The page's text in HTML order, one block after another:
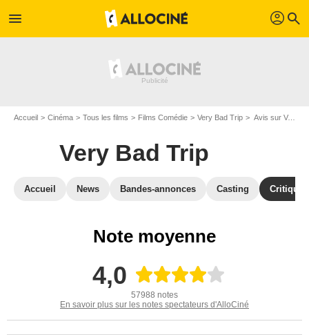
menu profil search
Accueil Cinéma Tous les films Films Comédie Very Bad Trip Avis sur Very Bad Trip
Very Bad Trip
Accueil News Bandes-annonces Casting
Note moyenne
4,0
57988 notes
En savoir plus sur les notes spectateurs d'AlloCiné